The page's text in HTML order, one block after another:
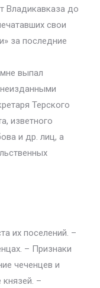
Владикавказа до
свои
за последние
выпал
Терского
изветного
и др. лиц, а
их поселений. –
– Признаки
чеченцев и
–